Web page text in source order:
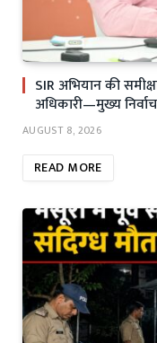
SIR अभियान की
अधिकारी—मुख्य
AUGUST 8, 2026
READ MORE